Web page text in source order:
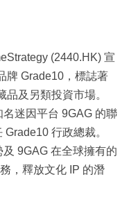
(2440.HK) 宣
牌 Grade10，標誌著
及另類投資市場。
迷因平台 9GAG 的聯
行政總裁。
9GAG 在全球擁有的
，釋放文化 IP 的潛